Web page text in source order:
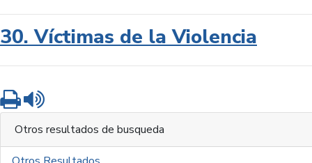
30. Víctimas de la Violencia
Imprimir
Otros resultados de busqueda